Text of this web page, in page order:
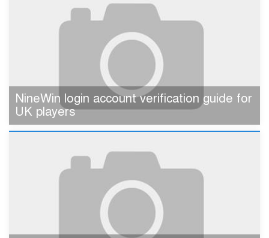
NineWin login account verification guide for
UK players